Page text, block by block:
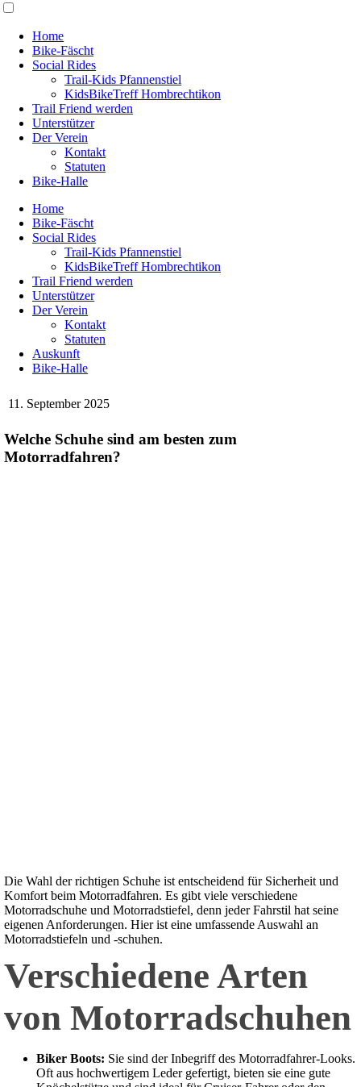
Home
Bike-Fäscht
Social Rides
Trail-Kids Pfannenstiel
KidsBikeTreff Hombrechtikon
Trail Friend werden
Unterstützer
Der Verein
Kontakt
Statuten
Bike-Halle
Home
Bike-Fäscht
Social Rides
Trail-Kids Pfannenstiel
KidsBikeTreff Hombrechtikon
Trail Friend werden
Unterstützer
Der Verein
Kontakt
Statuten
Auskunft
Bike-Halle
11. September 2025
Welche Schuhe sind am besten zum
Motorradfahren?
Die Wahl der richtigen Schuhe ist entscheidend für Sicherheit und
Komfort beim Motorradfahren. Es gibt viele verschiedene
Motorradschuhe und Motorradstiefel, denn jeder Fahrstil hat seine
eigenen Anforderungen. Hier ist eine umfassende Auswahl an
Motorradstiefeln und -schuhen.
Verschiedene Arten
von Motorradschuhen
Biker Boots: Sie sind der Inbegriff des Motorradfahrer-Looks.
Oft aus hochwertigem Leder gefertigt, bieten sie eine gute